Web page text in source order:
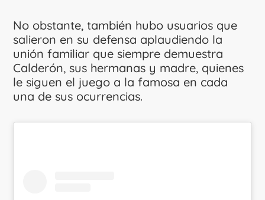
No obstante, también hubo usuarios que
salieron en su defensa aplaudiendo la
unión familiar que siempre demuestra
Calderón, sus hermanas y madre, quienes
le siguen el juego a la famosa en cada
una de sus ocurrencias.